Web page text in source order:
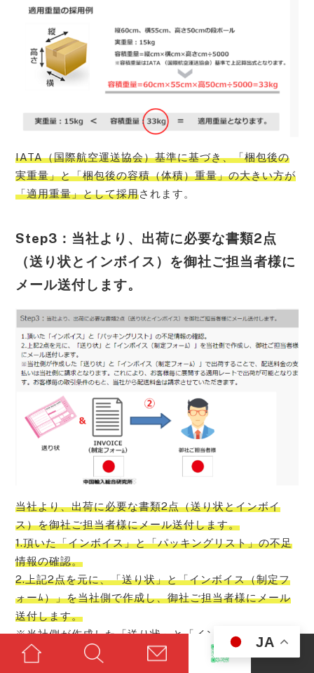
IATA（国際航空運送協会）基準に基づき、「梱包後の
実重量」と「梱包後の容積（体積）重量」の大きい方が
「適用重量」として採用されます。
Step3：当社より、出荷に必要な書類2点
（送り状とインボイス）を御社ご担当者様に
メール送付します。
当社より、出荷に必要な書類2点（送り状とインボイ
ス）を御社ご担当者様にメール送付します。
1.頂いた「インボイス」と「パッキングリスト」の不足
情報の確認。
2.上記2点を元に、「送り状」と「インボイス（制定フ
ォーﾑ）」を当社側で作成し、御社ご担当者様にメール
送付します。
※当社側が作成した「送り状」と「インボイス（制定フ
ォーﾑ）」で出荷することで、配送料金の支払いは当社
JA